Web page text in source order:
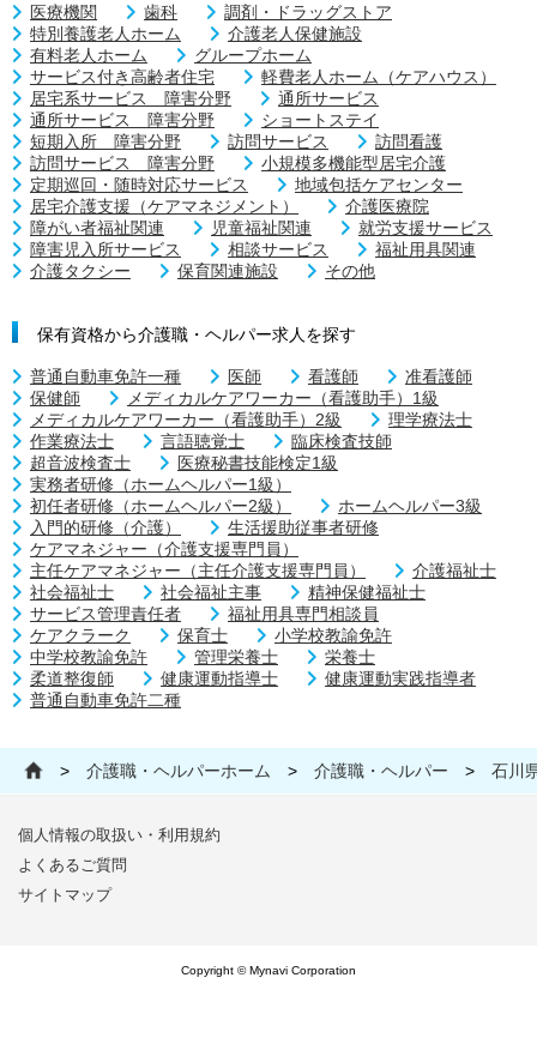
医療機関 歯科
調剤・ドラッグストア
特別養護老人ホーム
介護老人保健施設
有料老人ホーム
グループホーム
サービス付き高齢者住宅
軽費老人ホーム（ケアハウス）
居宅系サービス 障害分野
通所サービス
通所サービス 障害分野
ショートステイ
短期入所 障害分野
訪問サービス
訪問看護
訪問サービス 障害分野
小規模多機能型居宅介護
定期巡回・随時対応サービス
地域包括ケアセンター
居宅介護支援（ケアマネジメント）
介護医療院
障がい者福祉関連
児童福祉関連
就労支援サービス
障害児入所サービス
相談サービス
福祉用具関連
介護タクシー
保育関連施設 その他
保有資格から介護職・ヘルパー求人を探す
普通自動車免許一種 医師 看護師
准看護師
保健師
メディカルケアワーカー（看護助手）1級
メディカルケアワーカー（看護助手）2級
理学療法士
作業療法士
言語聴覚士
臨床検査技師
超音波検査士
医療秘書技能検定1級
実務者研修（ホームヘルパー1級）
初任者研修（ホームヘルパー2級）
ホームヘルパー3級
入門的研修（介護）
生活援助従事者研修
ケアマネジャー（介護支援専門員）
主任ケアマネジャー（主任介護支援専門員）
介護福祉士
社会福祉士
社会福祉主事
精神保健福祉士
サービス管理責任者
福祉用具専門相談員
ケアクラーク
保育士
小学校教諭免許
中学校教諭免許
管理栄養士
栄養士
柔道整復師
健康運動指導士
健康運動実践指導者
普通自動車免許二種
> 介護職・ヘルパーホーム > 介護職・ヘルパー > 石川
個人情報の取扱い・利用規約
よくあるご質問
サイトマップ
Copyright © Mynavi Corporation